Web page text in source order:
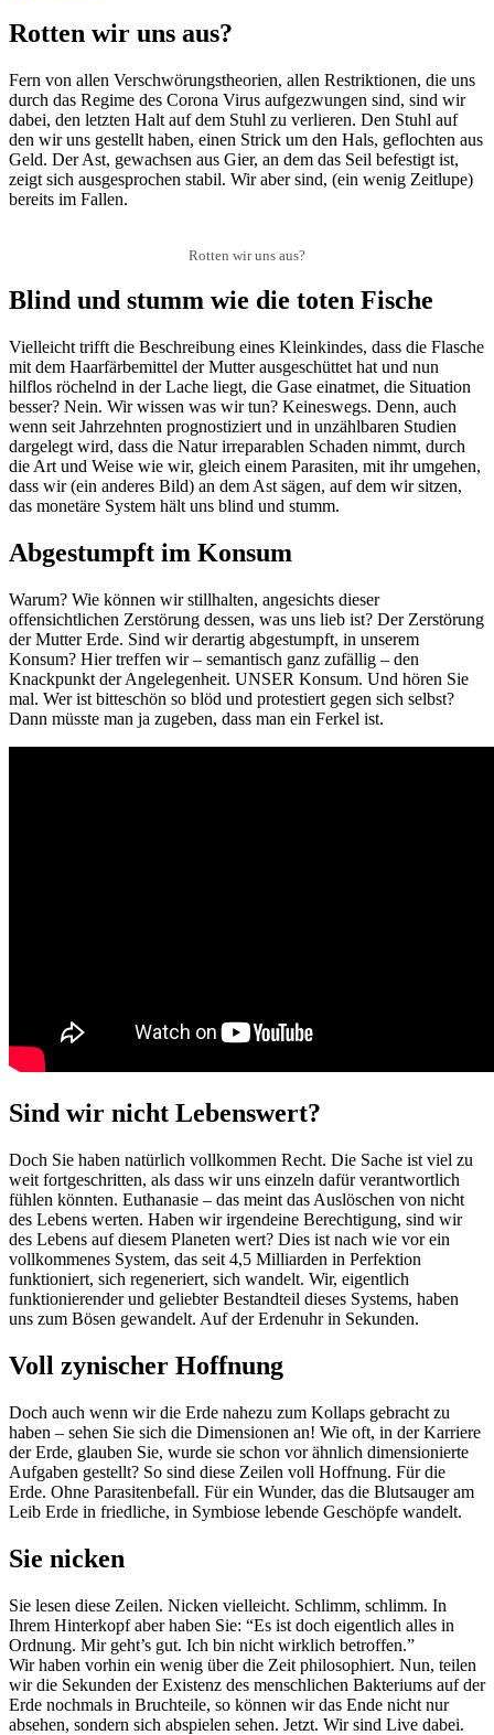
Rotten wir uns aus?
Fern von allen Verschwörungstheorien, allen Restriktionen, die uns
durch das Regime des Corona Virus aufgezwungen sind, sind wir
dabei, den letzten Halt auf dem Stuhl zu verlieren. Den Stuhl auf
den wir uns gestellt haben, einen Strick um den Hals, geflochten aus
Geld. Der Ast, gewachsen aus Gier, an dem das Seil befestigt ist,
zeigt sich ausgesprochen stabil. Wir aber sind, (ein wenig Zeitlupe)
bereits im Fallen.
Rotten wir uns aus?
Blind und stumm wie die toten Fische
Vielleicht trifft die Beschreibung eines Kleinkindes, dass die Flasche
mit dem Haarfärbemittel der Mutter ausgeschüttet hat und nun
hilflos röchelnd in der Lache liegt, die Gase einatmet, die Situation
besser? Nein. Wir wissen was wir tun? Keineswegs. Denn, auch
wenn seit Jahrzehnten prognostiziert und in unzählbaren Studien
dargelegt wird, dass die Natur irreparablen Schaden nimmt, durch
die Art und Weise wie wir, gleich einem Parasiten, mit ihr umgehen,
dass wir (ein anderes Bild) an dem Ast sägen, auf dem wir sitzen,
das monetäre System hält uns blind und stumm.
Abgestumpft im Konsum
Warum? Wie können wir stillhalten, angesichts dieser
offensichtlichen Zerstörung dessen, was uns lieb ist? Der Zerstörung
der Mutter Erde. Sind wir derartig abgestumpft, in unserem
Konsum? Hier treffen wir – semantisch ganz zufällig – den
Knackpunkt der Angelegenheit. UNSER Konsum. Und hören Sie
mal. Wer ist bitteschön so blöd und protestiert gegen sich selbst?
Dann müsste man ja zugeben, dass man ein Ferkel ist.
Sind wir nicht Lebenswert?
Doch Sie haben natürlich vollkommen Recht. Die Sache ist viel zu
weit fortgeschritten, als dass wir uns einzeln dafür verantwortlich
fühlen könnten. Euthanasie – das meint das Auslöschen von nicht
des Lebens werten. Haben wir irgendeine Berechtigung, sind wir
des Lebens auf diesem Planeten wert? Dies ist nach wie vor ein
vollkommenes System, das seit 4,5 Milliarden in Perfektion
funktioniert, sich regeneriert, sich wandelt. Wir, eigentlich
funktionierender und geliebter Bestandteil dieses Systems, haben
uns zum Bösen gewandelt. Auf der Erdenuhr in Sekunden.
Voll zynischer Hoffnung
Doch auch wenn wir die Erde nahezu zum Kollaps gebracht zu
haben – sehen Sie sich die Dimensionen an! Wie oft, in der Karriere
der Erde, glauben Sie, wurde sie schon vor ähnlich dimensionierte
Aufgaben gestellt? So sind diese Zeilen voll Hoffnung. Für die
Erde. Ohne Parasitenbefall. Für ein Wunder, das die Blutsauger am
Leib Erde in friedliche, in Symbiose lebende Geschöpfe wandelt.
Sie nicken
Sie lesen diese Zeilen. Nicken vielleicht. Schlimm, schlimm. In
Ihrem Hinterkopf aber haben Sie: “Es ist doch eigentlich alles in
Ordnung. Mir geht’s gut. Ich bin nicht wirklich betroffen.”
Wir haben vorhin ein wenig über die Zeit philosophiert. Nun, teilen
wir die Sekunden der Existenz des menschlichen Bakteriums auf der
Erde nochmals in Bruchteile, so können wir das Ende nicht nur
absehen, sondern sich abspielen sehen. Jetzt. Wir sind Live dabei.